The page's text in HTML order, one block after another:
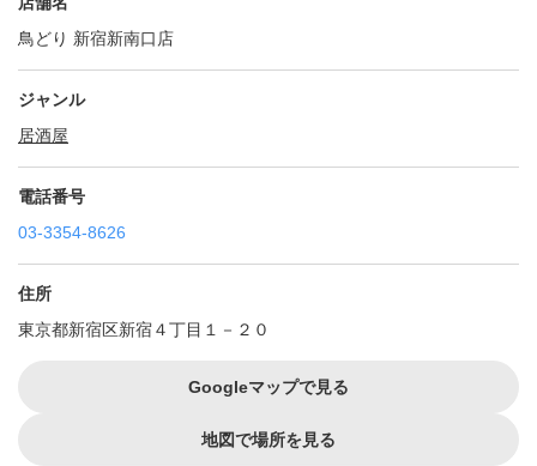
鳥どり 新宿新南口店
ジャンル
居酒屋
電話番号
03-3354-8626
住所
東京都新宿区新宿４丁目１－２０
Googleマップで見る
地図で場所を見る